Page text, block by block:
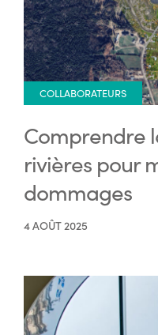
COLLABORATEURS
Comprendre
rivières pour
dommages
4 AOÛT 2025